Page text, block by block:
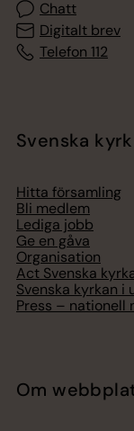
Chatt
Digitalt brev
Telefon 112
Svenska
Hitta församling
Bli medlem
Lediga jobb
Ge en gåva
Organisation
Act Svenska
Svenska kyrkan i
Press – nationell
Om